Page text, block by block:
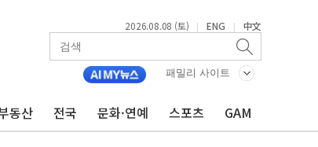
2026.08.08 (토) | ENG | 中文
패밀리 사이트
동산 전국 문화·연예 스포츠 GAM
습 한계·탄약 부족 현실화